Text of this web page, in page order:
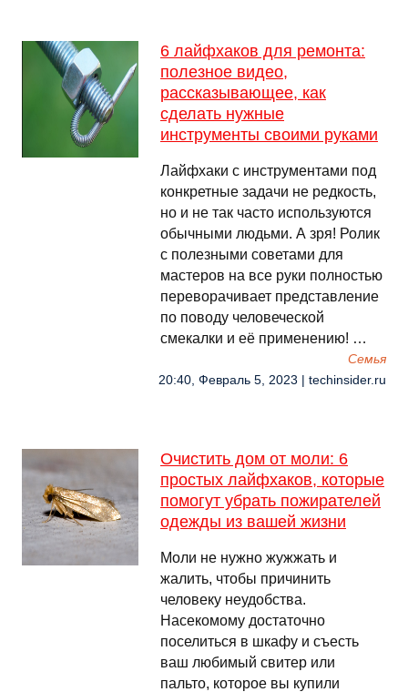
6 лайфхаков для ремонта:
полезное видео,
рассказывающее, как
сделать нужные
инструменты своими руками
Лайфхаки с инструментами под
конкретные задачи не редкость,
но и не так часто используются
обычными людьми. А зря! Ролик
с полезными советами для
мастеров на все руки полностью
переворачивает представление
по поводу человеческой
смекалки и её применению! …
Семья
20:40, Февраль 5, 2023 | techinsider.ru
Очистить дом от моли: 6
простых лайфхаков, которые
помогут убрать пожирателей
одежды из вашей жизни
Моли не нужно жужжать и
жалить, чтобы причинить
человеку неудобства.
Насекомому достаточно
поселиться в шкафу и съесть
ваш любимый свитер или
пальто, которое вы купили